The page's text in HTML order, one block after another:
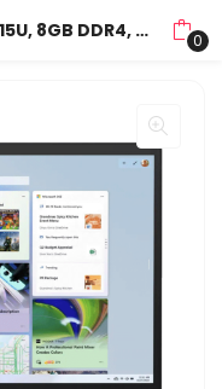
HP Laptop 15.6″, Intel i3-1315U, 8GB DDR4, SSD 256GB, Win 11 – 15-fd0003nw; 89T73EA 0